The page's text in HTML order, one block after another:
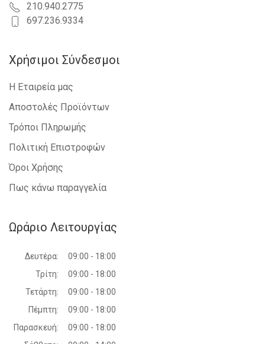
210.940.2775
697.236.9334
Χρήσιμοι Σύνδεσμοι
Η Εταιρεία μας
Αποστολές Προϊόντων
Τρόποι Πληρωμής
Πολιτική Επιστροφών
Όροι Χρήσης
Πως κάνω παραγγελία
Ωράριο Λειτουργίας
Δευτέρα:
09:00 - 18:00
Τρίτη:
09:00 - 18:00
Τετάρτη:
09:00 - 18:00
Πέμπτη:
09:00 - 18:00
Παρασκευή:
09:00 - 18:00